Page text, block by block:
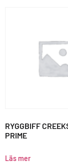
RYGGBIFF
PRIME
Läs mer